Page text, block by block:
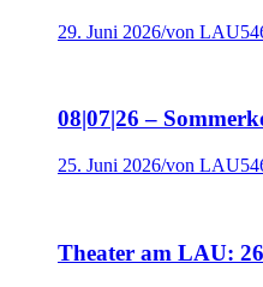
29. Juni 2026/von
08|07|26 –
25. Juni 2026/von
Theater am LAU: